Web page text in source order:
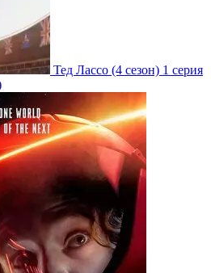
Тед Лассо (4 сезон) 1 серия